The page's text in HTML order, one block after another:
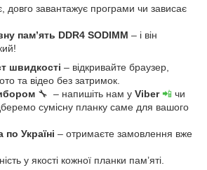
довго завантажує програми чи зависає
пам’ять DDR4 SODIMM – і він
швидкості – відкривайте браузер,
та відео без затримок.
🔧 – напишіть нам у Viber📲 чи
сумісну планку саме для вашого
Україні – отримаєте замовлення вже
у якості кожної планки пам’яті.